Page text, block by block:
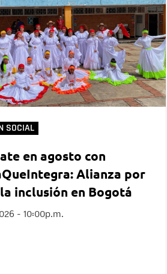
SOCIAL
en agosto con
Alianza por
inclusión en Bogotá
- 10:00p.m.